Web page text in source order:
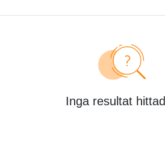
Inga resultat